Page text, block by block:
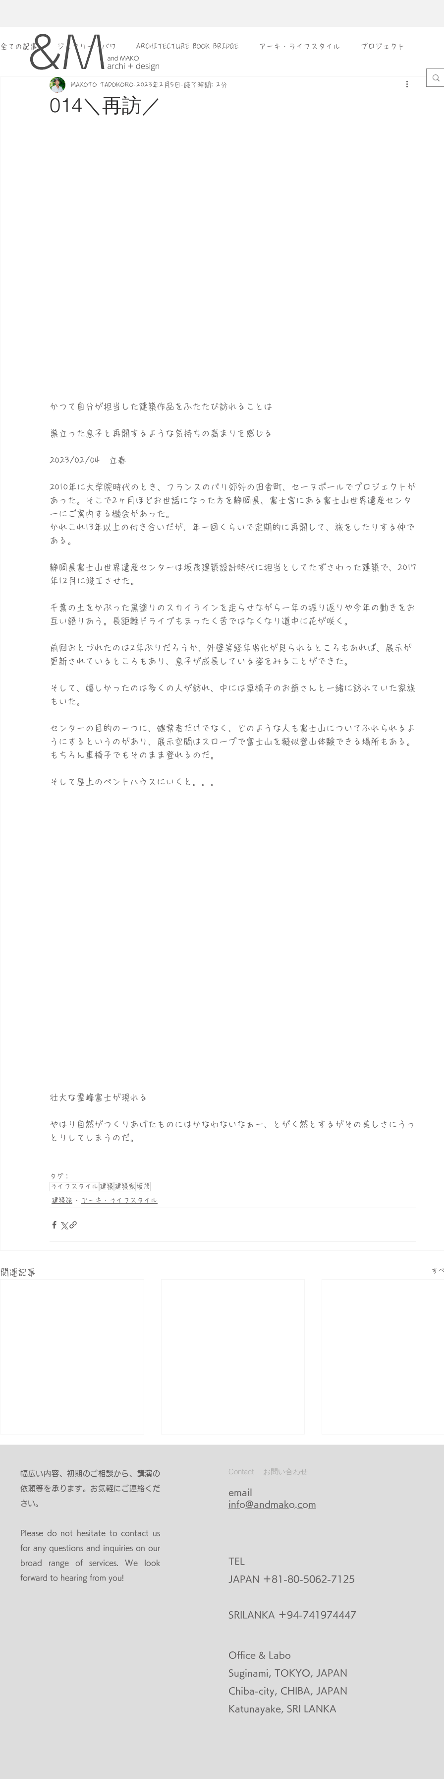
全ての記事 ジェフリー・バワ ARCHITECTURE BOOK BRIDGE アーキ・ライフスタイル プロジェクト
雑談 告知
014＼再訪／
MAKOTO TADOKORO 2023年2月5日 読了時間: 2分
かつて自分が担当した建築作品をふたたび訪れることは
巣立った息子と再開するような気持ちの高まりを感じる
2023/02/04　立春
2010年に大学院時代のとき、フランスのパリ郊外の田舎町、セーヌポールでプロジェクトが
あった。そこで2ヶ月ほどお世話になった方を静岡県、富士宮にある富士山世界遺産センタ
ーにご案内する機会があった。
かれこれ13年以上の付き合いだが、年一回くらいで定期的に再開して、旅をしたりする仲で
ある。
静岡県富士山世界遺産センターは坂茂建築設計時代に担当としてたずさわった建築で、2017
年12月に竣工させた。
千葉の土をかぶった黒塗りのスカイラインを走らせながら一年の振り返りや今年の動きをお
互い語りあう。長距離ドライブもまったく苦ではなくなり道中に花が咲く。
前回おとづれたのは2年ぶりだろうか、外壁等経年劣化が見られるところもあれば、展示が
更新されているところもあり、息子が成長している姿をみることができた。
そして、嬉しかったのは多くの人が訪れ、中には車椅子のお爺さんと一緒に訪れていた家族
もいた。
センターの目的の一つに、健常者だけでなく、どのような人も富士山についてふれられるよ
うにするというのがあり、展示空間はスロープで富士山を擬似登山体験できる場所もある。
もちろん車椅子でもそのまま登れるのだ。
そして屋上のペントハウスにいくと。。。
壮大な霊峰富士が現れる
やはり自然がつくりあげたものにはかなわないなぁー、とがく然とするがその美しさにうっ
とりしてしまうのだ。
タグ：
ライフスタイル 建築 建築家 坂茂
建築旅
アーキ・ライフスタイル
関連記事 す
2026年がはじまり、あっという
間に春がきて新年度となってしま
がはじまる。妻の仕事復帰に娘の
らっと変わったノダ。 なにか周
りがいろいろと動き出すときに、
自分もそのパワーや流れをもらっ
て動き出させて貰うのはとても気
持ち
幅広い内容、初期のご相談から、講演の
依頼等を承ります。お気軽にご連絡くだ
さい。
Please do not hesitate to contact us
for any questions and inquiries on our
broad range of services. We look
forward to hearing from you!
Contact お問い合わせ
email
info@andmako.com
TEL
JAPAN ＋81-80-5062-7125
SRILANKA ＋94-741974447
Office & Labo
Suginami, TOKYO, JAPAN
​Chiba-city, CHIBA, JAPAN
​Katunayake, SRI LANKA